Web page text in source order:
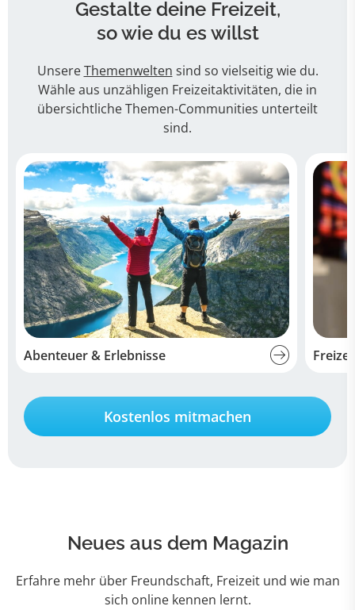
Gestalte deine Freizeit,
so wie du es willst
UnsereThemenwelten sind so vielseitig wie du.
Wähle aus unzähligen Freizeitaktivitäten, die in
übersichtliche Themen-Communities unterteilt
sind.
Abenteuer & Erlebnisse
Kostenlos mitmachen
Neues aus dem Magazin
Erfahre mehr über Freundschaft, Freizeit und wie man
sich online kennen lernt.